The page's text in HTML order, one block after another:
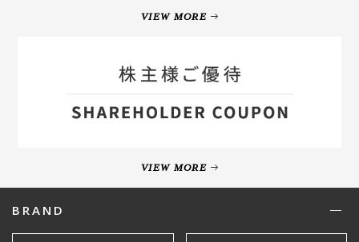
VIEW MORE
VIEW MORE
BRAND